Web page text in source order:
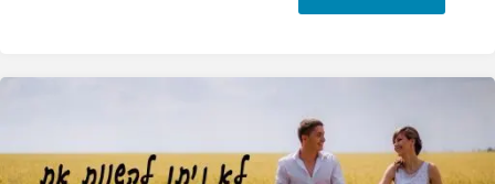
תדכא
אדם…"